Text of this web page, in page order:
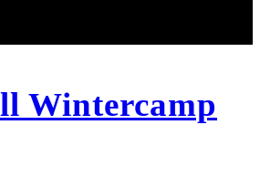
Wintercamp